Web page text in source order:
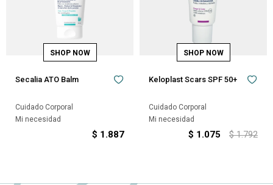
Secalia ATO Balm
Cuidado Corporal
Mi necesidad
$ 1.887
Keloplast Scars SPF 50+
Cuidado Corporal
Mi necesidad
$ 1.075 $ 1.792